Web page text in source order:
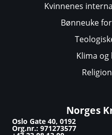
Kvinnenes
Bønneuke
Klima
Norges
Oslo Gate 40, 0192
Org.nr.: 971273577